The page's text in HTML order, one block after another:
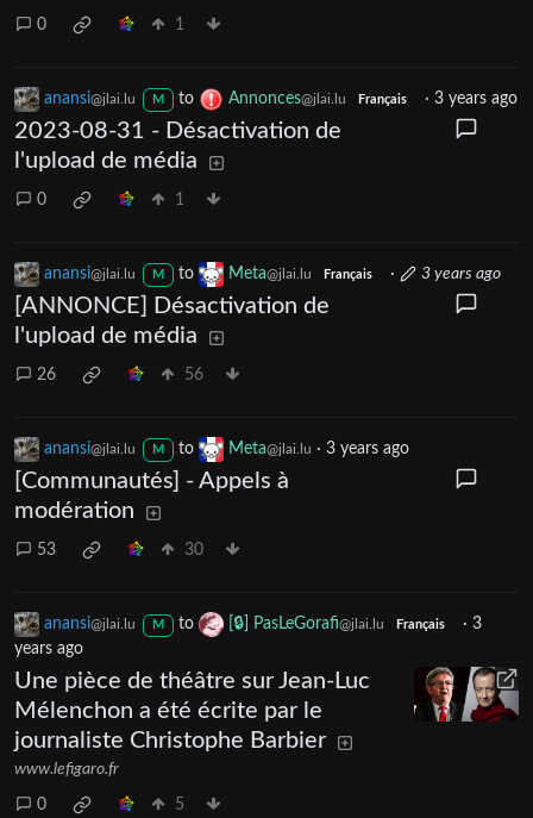
0 1
anansi@jlai.lu M to Annonces@jlai.lu Français ·3 years ago
2023-08-31 - Désactivation de
l'upload de média
0 1
anansi@jlai.lu M to Meta@jlai.lu Français · 3 years ago
[ANNONCE] Désactivation de
l'upload de média
26 56
anansi@jlai.lu M to Meta@jlai.lu · 3 years ago
[Communautés] - Appels à
modération
53 30
anansi@jlai.lu M to [🔒] PasLeGorafi@jlai.lu Français ·3
years ago
Une pièce de théâtre sur Jean-Luc
Mélenchon a été écrite par le
journaliste Christophe Barbier
www.lefigaro.fr
0 5